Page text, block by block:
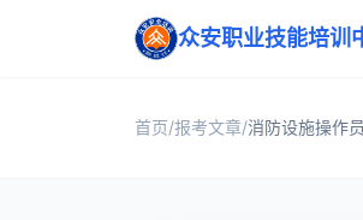
众安职业技能培训中心提供消防设施操作
众安职业技能培训中心围绕消防设施操作
中华人民共和国应急管理部 中
众安职业技能培训
首页/报考文章/消防设施操作